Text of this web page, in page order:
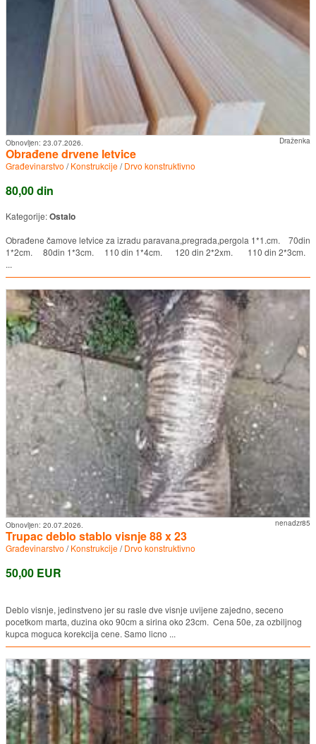
Draženka
Obnovljen: 23.07.2026.
Obrađene drvene letvice
Građevinarstvo /Konstrukcije/Drvo konstruktivno
80,00 din
Kategorije:Ostalo
Obrađene čamove letvice za izradu paravana,pregrada,pergola 1*1.cm. 70din
1*2cm. 80din 1*3cm. 110 din 1*4cm. 120 din 2*2xm. 110 din 2*3cm.
...
nenadzr85
Obnovljen: 20.07.2026.
Trupac deblo stablo visnje 88 x 23
Građevinarstvo /Konstrukcije/Drvo konstruktivno
50,00 EUR
Deblo visnje, jedinstveno jer su rasle dve visnje uvijene zajedno, seceno
pocetkom marta, duzina oko 90cm a sirina oko 23cm. Cena 50e, za ozbiljnog
kupca moguca korekcija cene. Samo licno ...